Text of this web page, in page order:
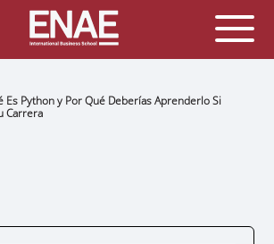
Es Python y Por Qué Deberías Aprenderlo Si
Carrera